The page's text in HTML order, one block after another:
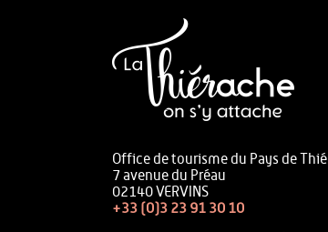
Office de tourisme du Pays de
7 avenue du Préau
02140 VERVINS
+33 (0)3 23 91 30 10